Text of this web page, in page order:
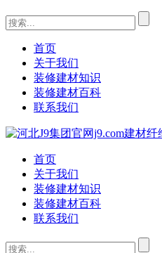
首页
关于我们
装修建材知识
装修建材百科
联系我们
首页
关于我们
装修建材知识
装修建材百科
联系我们